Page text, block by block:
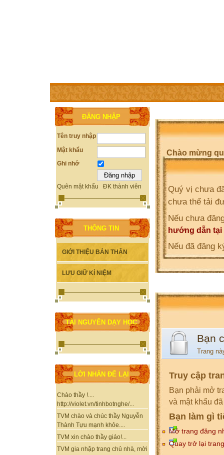
TRANG CHỦ THÀNH VIÊN TRỢ GIÚP WEBSITE
ĐĂNG NHẬP
Tên truy nhập
Mật khẩu
Ghi nhớ
Quên mật khẩu ĐK thành viên
THÔNG TIN
GIỚI THIỆU BẢN THÂN
LƯU GIỮ KỈ NIỆM
TÀI NGUYÊN DẠY HỌC
LỜI NHẮN ĐỂ LẠI
Chào thầy !....
http://violet.vn/tinhbotnghe/...
TVM chào và chúc thầy Nguyễn
Thành Tựu mạnh khỏe....
TVM xin chào thầy giáo!...
TVM gia nhập trang chủ nhà, mời
Chào mừng
Quý vị chưa
chưa thể tải
Nếu chưa
hướng dẫn tại
Nếu đã đăng
Bạn
Trang
Truy cập
Bạn phải mở
và mật khẩu
Bạn làm gì
Mở trang đăng
Quay trở lại